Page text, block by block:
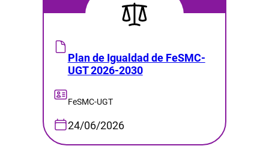
Plan de Igualdad de FeSMC-
UGT 2026-2030
FeSMC-UGT
24/06/2026